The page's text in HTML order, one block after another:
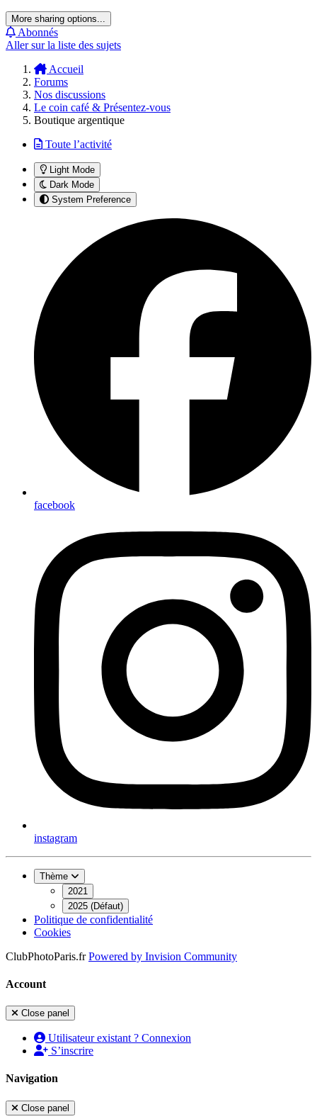
More sharing options...
Abonnés
Aller sur la liste des sujets
Accueil
Forums
Nos discussions
Le coin café & Présentez-vous
Boutique argentique
Toute l’activité
Light Mode
Dark Mode
System Preference
facebook
instagram
Thème
2021
2025 (Défaut)
Politique de confidentialité
Cookies
ClubPhotoParis.fr Powered by Invision Community
Account
Close panel
Utilisateur existant ? Connexion
S’inscrire
Navigation
Close panel